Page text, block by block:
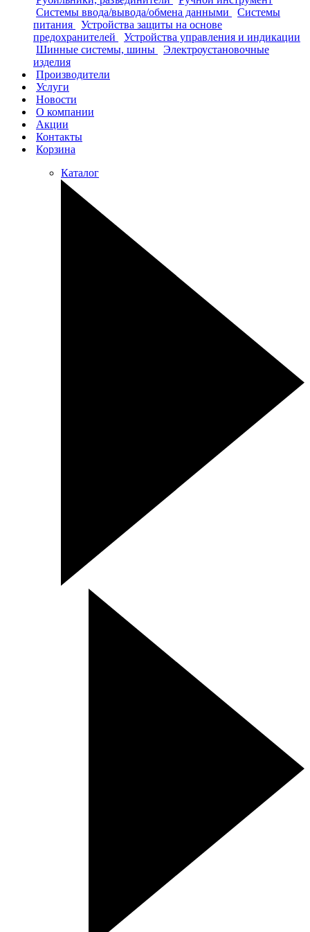
Системы ввода/вывода/обмена данными
Системы
питания
Устройства защиты на основе
предохранителей
Устройства управления и индикации
Шинные системы, шины
Электроустановочные
изделия
Производители
Услуги
Новости
О компании
Акции
Контакты
Корзина
Каталог